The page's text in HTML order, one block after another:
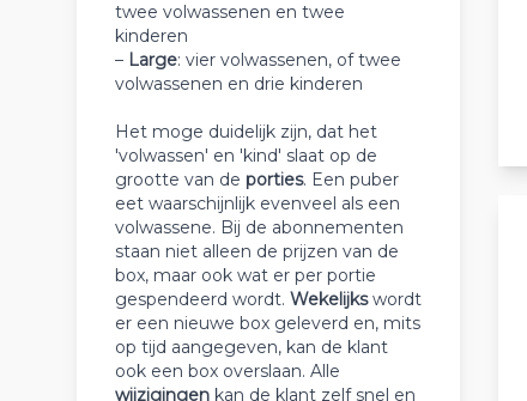
twee volwassenen en twee
kinderen
– Large: vier volwassenen, of twee
volwassenen en drie kinderen
Het moge duidelijk zijn, dat het
'volwassen' en 'kind' slaat op de
grootte van de porties. Een puber
eet waarschijnlijk evenveel als een
volwassene. Bij de abonnementen
staan niet alleen de prijzen van de
box, maar ook wat er per portie
gespendeerd wordt. Wekelijkswordt
er een nieuwe box geleverd en, mits
op tijd aangegeven, kan de klant
ook een box overslaan. Alle
wijzigingen kan de klant zelf snel en